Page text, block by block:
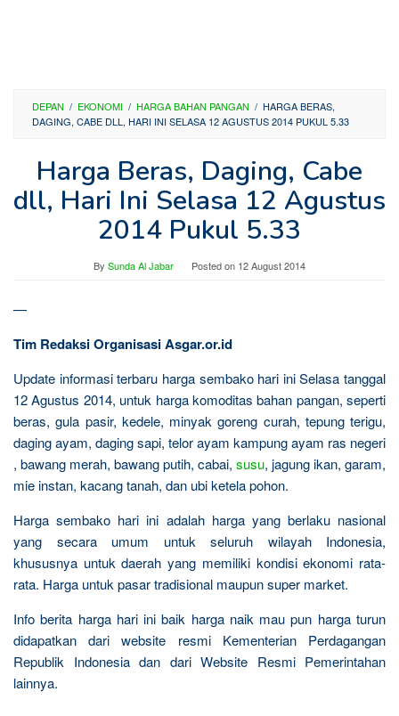
DEPAN / EKONOMI / HARGA BAHAN PANGAN / HARGA BERAS,
DAGING, CABE DLL, HARI INI SELASA 12 AGUSTUS 2014 PUKUL 5.33
Harga Beras, Daging, Cabe
dll, Hari Ini Selasa 12 Agustus
2014 Pukul 5.33
By Sunda Al Jabar Posted on 12 August 2014
—
Tim Redaksi Organisasi Asgar.or.id
Update informasi terbaru harga sembako hari ini Selasa tanggal
12 Agustus 2014, untuk harga komoditas bahan pangan, seperti
beras, gula pasir, kedele, minyak goreng curah, tepung terigu,
daging ayam, daging sapi, telor ayam kampung ayam ras negeri
, bawang merah, bawang putih, cabai, susu, jagung ikan, garam,
mie instan, kacang tanah, dan ubi ketela pohon.
Harga sembako hari ini adalah harga yang berlaku nasional
yang secara umum untuk seluruh wilayah Indonesia,
khususnya untuk daerah yang memiliki kondisi ekonomi rata-
rata. Harga untuk pasar tradisional maupun super market.
Info berita harga hari ini baik harga naik mau pun harga turun
didapatkan dari website resmi Kementerian Perdagangan
Republik Indonesia dan dari Website Resmi Pemerintahan
lainnya.